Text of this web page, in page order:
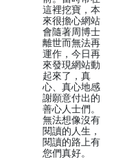
這裡挖寶，本
來很擔心網站
會隨著周博士
離世而無法再
運作，今日再
來發現網站動
起來了，真
心、真心地感
謝願意付出的
善心人士們。
無法想像沒有
閱讀的人生，
閱讀的路上有
您們真好。